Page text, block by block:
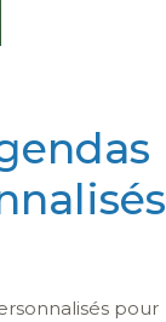
pour